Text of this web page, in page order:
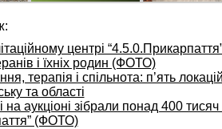
центрі
і їхніх родин (ФОТО)
терапія і спільнота: п’ять
та області
аукціоні зібрали понад 400
(ФОТО)